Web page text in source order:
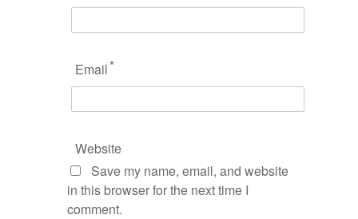
Email*
Website
Save my name, email, and website
in this browser for the next time I
comment.